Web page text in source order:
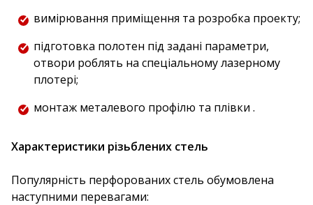
вимірювання приміщення та розробка проекту;
підготовка полотен під задані параметри,
отвори роблять на спеціальному лазерному
плотері;
монтаж металевого профілю та плівки .
Характеристики різьблених стель
Популярність перфорованих стель обумовлена
наступними перевагами: